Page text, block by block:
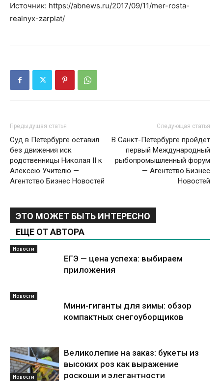
Источник: https://abnews.ru/2017/09/11/mer-rosta-
realnyx-zarplat/
Предыдущая статья
Суд в Петербурге оставил
без движения иск
родственницы Николая II к
Алексею Учителю —
Агентство Бизнес Новостей
Следующая статья
В Санкт-Петербурге пройдет
первый Международный
рыбопромышленный форум
— Агентство Бизнес
Новостей
ЭТО МОЖЕТ БЫТЬ ИНТЕРЕСНО
ЕЩЕ ОТ АВТОРА
Новости
ЕГЭ — цена успеха: выбираем
приложения
Новости
Мини-гиганты для зимы: обзор
компактных снегоуборщиков
Новости
Великолепие на заказ: букеты из
высоких роз как выражение
роскоши и элегантности